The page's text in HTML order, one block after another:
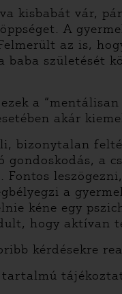
kisbabát vár,
A
az is,
születését
a
akár
bizonytalan
a
a
kéne egy
hogy aktívan
kérdésekre